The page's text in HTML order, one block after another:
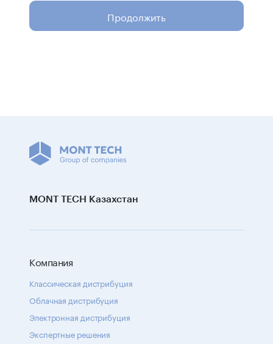
Продолжить
MONT TECH Казахстан
Компания
Классическая дистрибуция
Облачная дистрибуция
Электронная дистрибуция
Экспертные решения